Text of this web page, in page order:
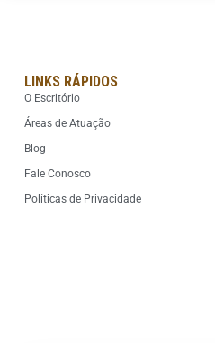
LINKS RÁPIDOS
O Escritório
Áreas de Atuação
Blog
Fale Conosco
Políticas de Privacidade